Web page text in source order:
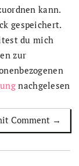
kann.
gespeichert.
du mich
zur
nachgelesen